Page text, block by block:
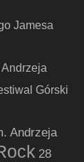
Jamesa
Górski
Andrzeja
28